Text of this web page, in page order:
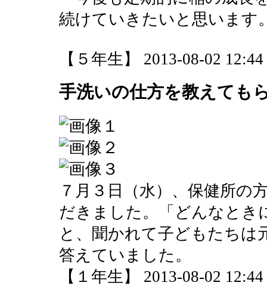
続けていきたいと思います
【５年生】 2013-08-02
手洗いの仕方を教えても
７月３日（水）、保健所の
だきました。「どんなとき
と、聞かれて子どもたちは
答えていました。
【１年生】 2013-08-02